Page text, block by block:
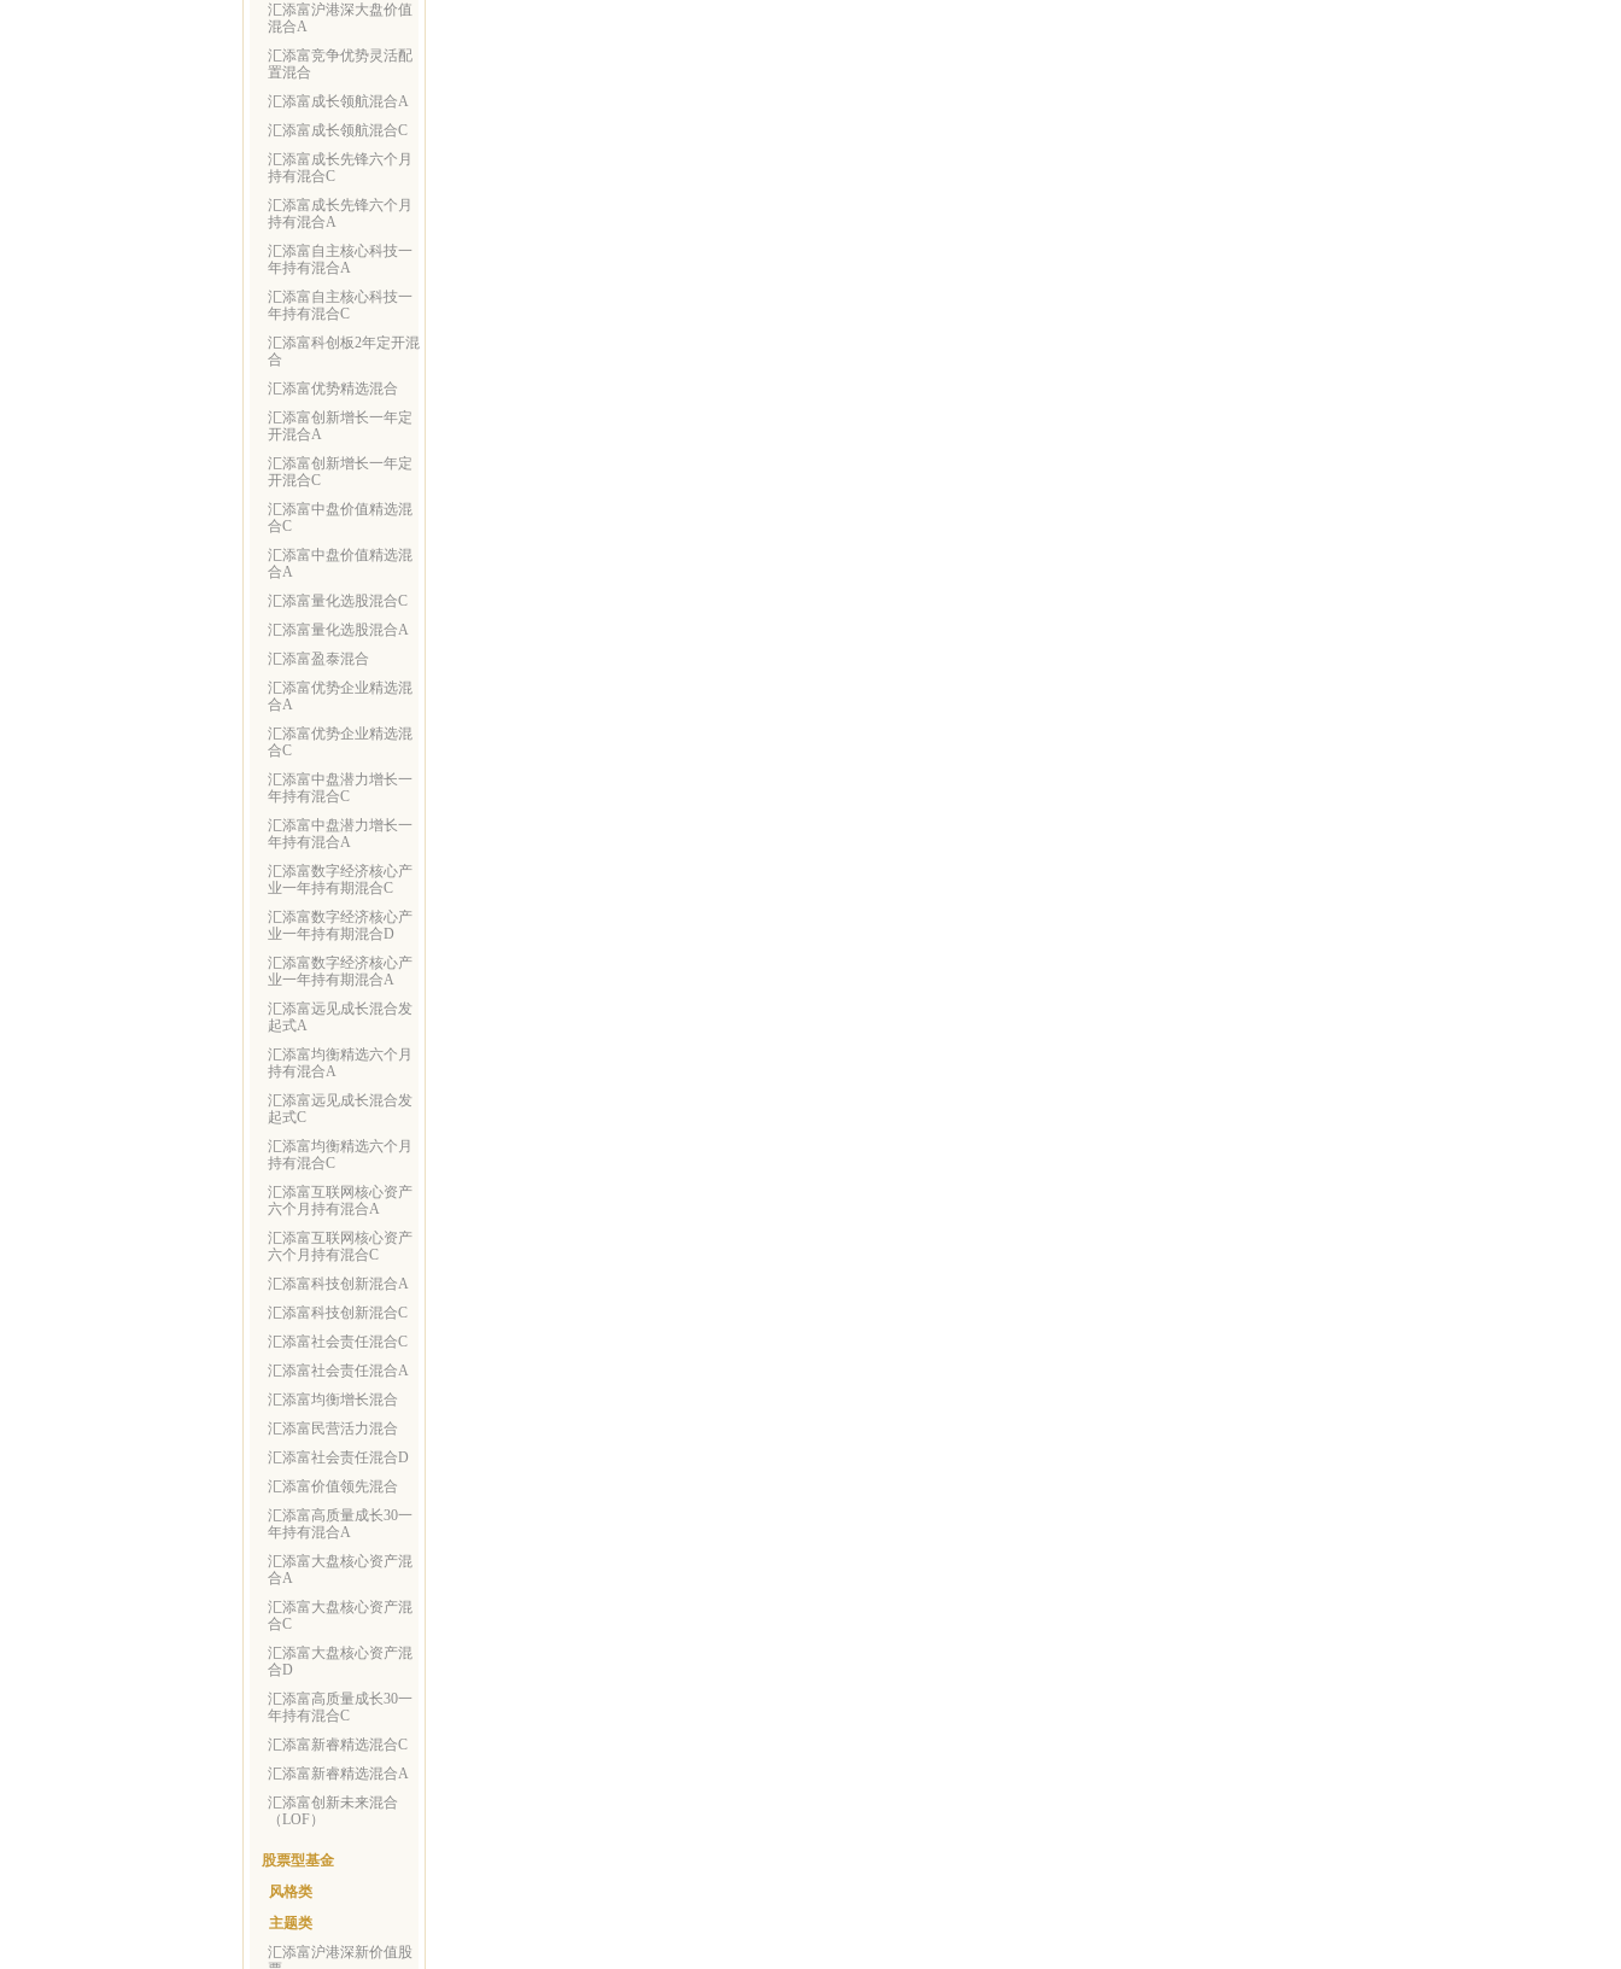
汇添富沪港深大盘价值
混合A
汇添富竞争优势灵活配
置混合
汇添富成长领航混合A
汇添富成长领航混合C
汇添富成长先锋六个月
持有混合C
汇添富成长先锋六个月
持有混合A
汇添富自主核心科技一
年持有混合A
汇添富自主核心科技一
年持有混合C
汇添富科创板2年定开混
合
汇添富优势精选混合
汇添富创新增长一年定
开混合A
汇添富创新增长一年定
开混合C
汇添富中盘价值精选混
合C
汇添富中盘价值精选混
合A
汇添富量化选股混合C
汇添富量化选股混合A
汇添富盈泰混合
汇添富优势企业精选混
合A
汇添富优势企业精选混
合C
汇添富中盘潜力增长一
年持有混合C
汇添富中盘潜力增长一
年持有混合A
汇添富数字经济核心产
业一年持有期混合C
汇添富数字经济核心产
业一年持有期混合D
汇添富数字经济核心产
业一年持有期混合A
汇添富远见成长混合发
起式A
汇添富均衡精选六个月
持有混合A
汇添富远见成长混合发
起式C
汇添富均衡精选六个月
持有混合C
汇添富互联网核心资产
六个月持有混合A
汇添富互联网核心资产
六个月持有混合C
汇添富科技创新混合A
汇添富科技创新混合C
汇添富社会责任混合C
汇添富社会责任混合A
汇添富均衡增长混合
汇添富民营活力混合
汇添富社会责任混合D
汇添富价值领先混合
汇添富高质量成长30一
年持有混合A
汇添富大盘核心资产混
合A
汇添富大盘核心资产混
合C
汇添富大盘核心资产混
合D
汇添富高质量成长30一
年持有混合C
汇添富新睿精选混合C
汇添富新睿精选混合A
汇添富创新未来混合
（LOF）
股票型基金
风格类
主题类
汇添富沪港深新价值股